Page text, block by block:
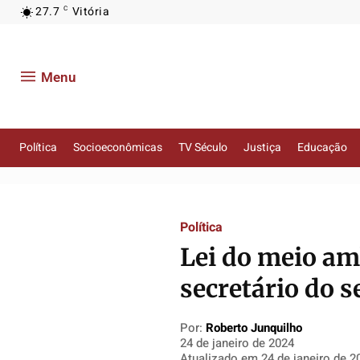
Política
Política
Política
Política
27.7 C Vitória
Menu
Política Socioeconômicas TV Século Justiça Educação
Política
Lei do meio
secretário do
Por: Roberto Junquilho
24 de janeiro de 2024